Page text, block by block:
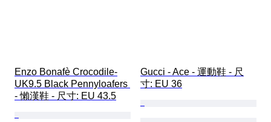
Enzo Bonafè Crocodile-
UK9.5 Black Pennyloafers
- 懶漢鞋 - 尺寸: EU 43.5
Gucci - Ace - 運動鞋 - 尺
寸: EU 36